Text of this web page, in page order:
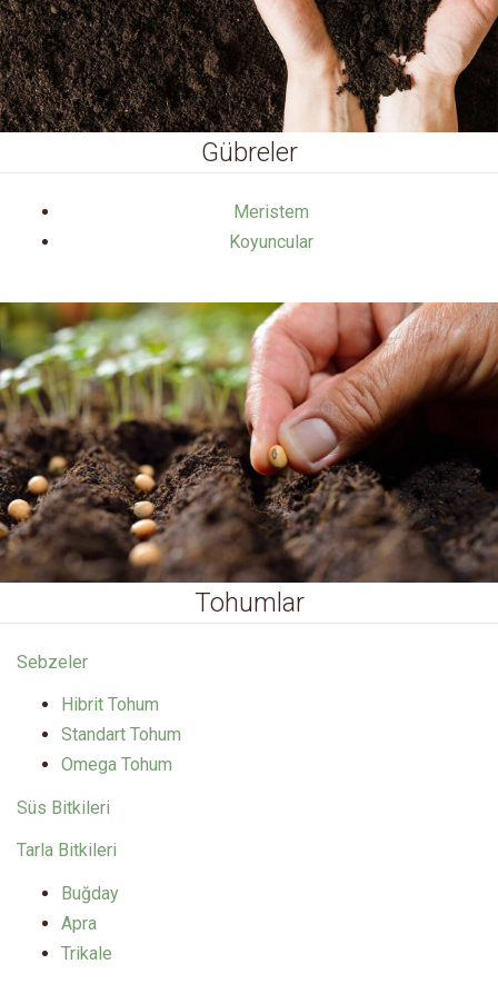
Gübreler
Meristem
Koyuncular
Tohumlar
Sebzeler
Hibrit Tohum
Standart Tohum
Omega Tohum
Süs Bitkileri
Tarla Bitkileri
Buğday
Apra
Trikale